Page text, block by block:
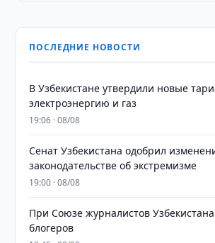
ПОСЛЕДНИЕ НОВОСТИ
В Узбекистане утвердили новые
электроэнергию и газ
19:06 · 08/08
Сенат Узбекистана одобрил
законодательстве об экстремизме
19:00 · 08/08
При Союзе журналистов Узбекистана
блогеров